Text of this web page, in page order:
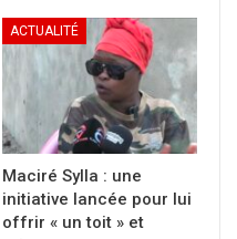
ACTUALITÉ
Maciré Sylla : une
initiative lancée pour lui
offrir « un toit » et